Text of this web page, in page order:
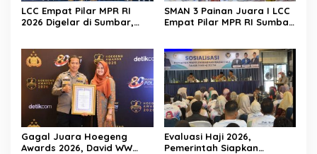
LCC Empat Pilar MPR RI
2026 Digelar di Sumbar,
Generasi Muda
SMAN 3 Painan Juara I LCC
Empat Pilar MPR RI Sumbar,
Gagal Juara Hoegeng
Awards 2026, David WW
Evaluasi Haji 2026,
Pemerintah Siapkan